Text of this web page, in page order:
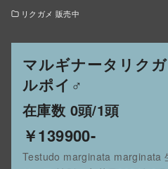
リクガメ 販売中
マルギナータリク
ルポイ♂
在庫数 0頭/1頭
￥139900-
Testudo marginata marginata